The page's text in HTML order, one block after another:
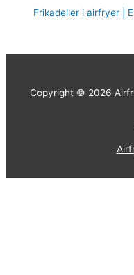
Frikadeller i airfryer |
Copyright © 2026